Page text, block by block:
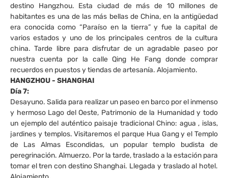
destino Hangzhou. Esta ciudad de más de 10 millones de
habitantes es una de las más bellas de China, en la antigüedad
era conocida como “Paraíso en la tierra” y fue la capital de
varios estados y uno de los principales centros de la cultura
china. Tarde libre para disfrutar de un agradable paseo por
nuestra cuenta por la calle Qing He Fang donde comprar
recuerdos en puestos y tiendas de artesanía. Alojamiento.
HANGZHOU - SHANGHAI
Día 7:
Desayuno. Salida para realizar un paseo en barco por el inmenso
y hermoso Lago del Oeste, Patrimonio de la Humanidad y todo
un ejemplo del auténtico paisaje tradicional Chino: agua , islas,
jardines y templos. Visitaremos el parque Hua Gang y el Templo
de Las Almas Escondidas, un popular templo budista de
peregrinación. Almuerzo. Por la tarde, traslado a la estación para
tomar el tren con destino Shanghai. Llegada y traslado al hotel.